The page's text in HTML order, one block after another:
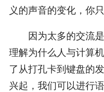
义的声音的变化，你
因为太多的交流是
理解为什么人与计算
了从打孔卡到键盘的
兴起，我们可以进行